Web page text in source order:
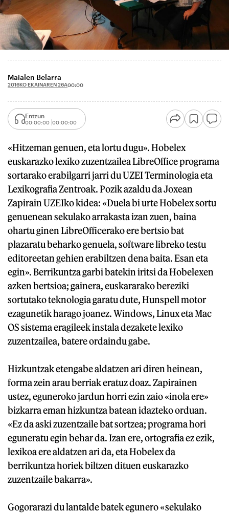
Maialen Belarra
2016KO EKAINAREN 26A00:00
Entzun
00:00:00 00:00:00
«Hitzeman genuen, eta lortu dugu». Hobelex
euskarazko lexiko zuzentzailea LibreOffice programa
sortarako erabilgarri jarri du UZEI Terminologia eta
Lexikografia Zentroak. Pozik azaldu da Joxean
Zapirain UZEIko kidea: «Duela bi urte Hobelex sortu
genuenean sekulako arrakasta izan zuen, baina
ohartu ginen LibreOfficerako ere bertsio bat
plazaratu beharko genuela, software libreko testu
editoreetan gehien erabiltzen dena baita. Esan eta
egin». Berrikuntza garbi batekin iritsi da Hobelexen
azken bertsioa; gainera, euskararako bereziki
sortutako teknologia garatu dute, Hunspell motor
ezagunetik harago joanez. Windows, Linux eta Mac
OS sistema eragileek instala dezakete lexiko
zuzentzailea, batere ordaindu gabe.
Hizkuntzak etengabe aldatzen ari diren heinean,
forma zein arau berriak eratuz doaz. Zapirainen
ustez, eguneroko jardun horri ezin zaio «inola ere»
bizkarra eman hizkuntza batean idazteko orduan.
«Ez da aski zuzentzaile bat sortzea; programa hori
eguneratu egin behar da. Izan ere, ortografia ez ezik,
lexikoa ere aldatzen ari da, eta Hobelex da
berrikuntza horiek biltzen dituen euskarazko
zuzentzaile bakarra».
Gogorarazi du lantalde batek egunero «sekulako